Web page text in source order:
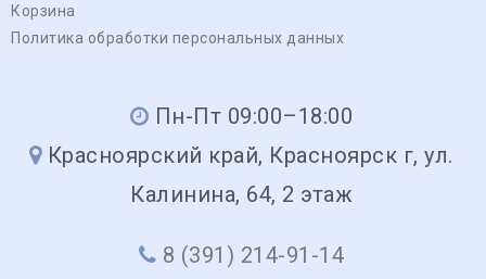
Корзина
Политика обработки персональных данных
Пн-Пт 09:00–18:00
Красноярский край, Красноярск г, ул.
Калинина, 64, 2 этаж
8 (391) 214-91-14